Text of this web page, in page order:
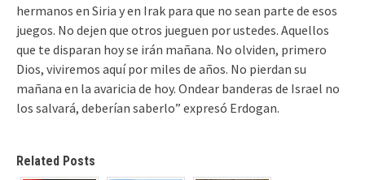
hermanos en Siria y en Irak para que no sean parte de esos
juegos. No dejen que otros jueguen por ustedes. Aquellos
que te disparan hoy se irán mañana. No olviden, primero
Dios, viviremos aquí por miles de años. No pierdan su
mañana en la avaricia de hoy. Ondear banderas de Israel no
los salvará, deberían saberlo” expresó Erdogan.
Related Posts